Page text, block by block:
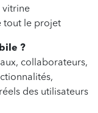
vitrine
tout le projet
?
collaborateurs,
des utilisateurs